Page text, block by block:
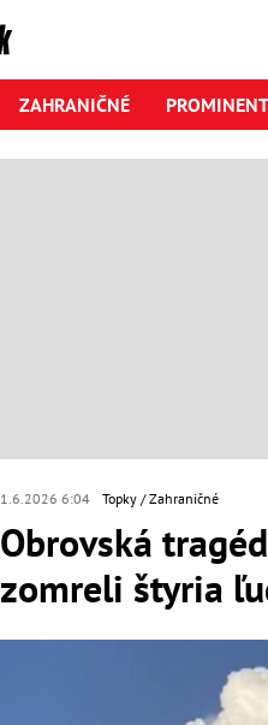
ZAHRANIČNÉ
1.6.2026 6:04 Topky Zahraničné
Obrovská
zomreli štyria